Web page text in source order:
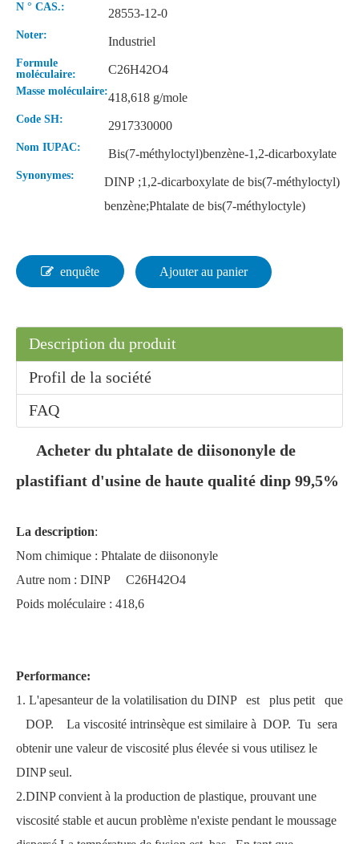
Solvant Plastifiant approuvé par la FDA Phtalate de dibutyle
Phtalate de dibutyle de plastifiant liquide approuvé par la FDA Phtalate de dibutyle plastifiant approuvé par la FDA à 99 %
N ° CAS.: 28553-12-0
Noter: Industriel
Formule
moléculaire:
C26H42O4
Masse moléculaire:418,618 g/mole
Code SH: 2917330000
Nom IUPAC: Bis(7-méthyloctyl)benzène-1,2-dicarboxylate
Synonymes:
DINP ;1,2-dicarboxylate de bis(7-méthyloctyl)
benzène;Phtalate de bis(7-méthyloctyle)
enquête Ajouter au panier
Description du produit
Profil de la société
FAQ
Acheter du phtalate de diisononyle de
plastifiant d'usine de haute qualité dinp 99,5%
La description:
Nom chimique : Phtalate de diisononyle
Autre nom : DINP C26H42O4
Poids moléculaire : 418,6
Performance:
1. L'apesanteur de la volatilisation du DINP est plus petit que
DOP. La viscosité intrinsèque est similaire à DOP. Tu sera
obtenir une valeur de viscosité plus élevée si vous utilisez le
DINP seul.
2.DINP convient à la production de plastique, prouvant une
viscosité stable et aucun problème n'existe pendant le moussage